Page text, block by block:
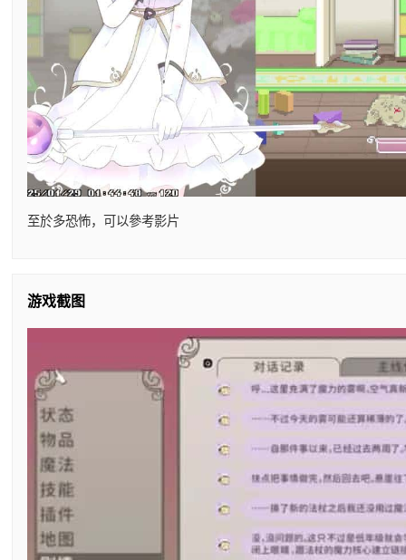
至於多恐怖，可以參考影片
游戏截图